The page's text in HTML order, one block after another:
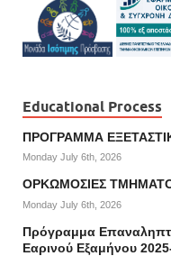
Educational Process
ΠΡΟΓΡΑΜΜΑ
Monday July 6th, 2026
ΟΡΚΩΜΟΣΙΕΣ
Monday July 6th, 2026
Πρόγραμμα
Εαρινού Εξαμήνου